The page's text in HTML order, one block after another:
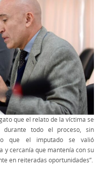
que el relato de la víctima se
durante todo el proceso, sin
que el imputado se valió
y cercanía que mantenía con su
en reiteradas oportunidades”.